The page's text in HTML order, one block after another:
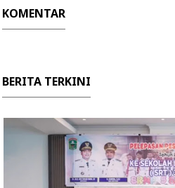
KOMENTAR
BERITA TERKINI